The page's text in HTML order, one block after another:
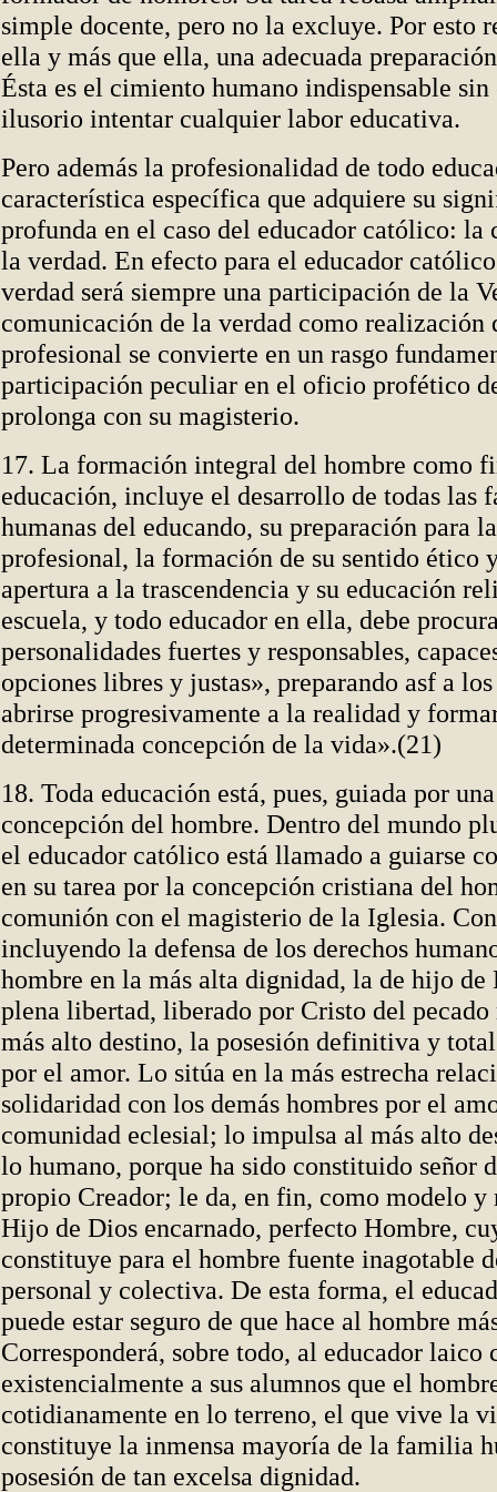
simple docente, pero no la excluye. Por esto
ella y más que ella, una adecuada
Ésta es el cimiento humano indispensable
ilusorio intentar cualquier labor educativa.
Pero además la profesionalidad de todo
característica específica que adquiere su
profunda en el caso del educador católico: la
la verdad. En efecto para el educador
verdad será siempre una participación de la
comunicación de la verdad como realización
profesional se convierte en un rasgo
participación peculiar en el oficio profético
prolonga con su magisterio.
17. La formación integral del hombre como
educación, incluye el desarrollo de todas las
humanas del educando, su preparación para
profesional, la formación de su sentido ético
apertura a la trascendencia y su educación
escuela, y todo educador en ella, debe
personalidades fuertes y responsables,
opciones libres y justas», preparando asf a
abrirse progresivamente a la realidad y
determinada concepción de la vida».(21)
18. Toda educación está, pues, guiada por
concepción del hombre. Dentro del mundo
el educador católico está llamado a guiarse
en su tarea por la concepción cristiana del
comunión con el magisterio de la Iglesia.
incluyendo la defensa de los derechos
hombre en la más alta dignidad, la de hijo de
plena libertad, liberado por Cristo del
más alto destino, la posesión definitiva y
por el amor. Lo sitúa en la más estrecha
solidaridad con los demás hombres por el
comunidad eclesial; lo impulsa al más alto
lo humano, porque ha sido constituido señor
propio Creador; le da, en fin, como modelo y
Hijo de Dios encarnado, perfecto Hombre,
constituye para el hombre fuente inagotable
personal y colectiva. De esta forma, el
puede estar seguro de que hace al hombre
Corresponderá, sobre todo, al educador laico
existencialmente a sus alumnos que el
cotidianamente en lo terreno, el que vive la
constituye la inmensa mayoría de la familia
posesión de tan excelsa dignidad.